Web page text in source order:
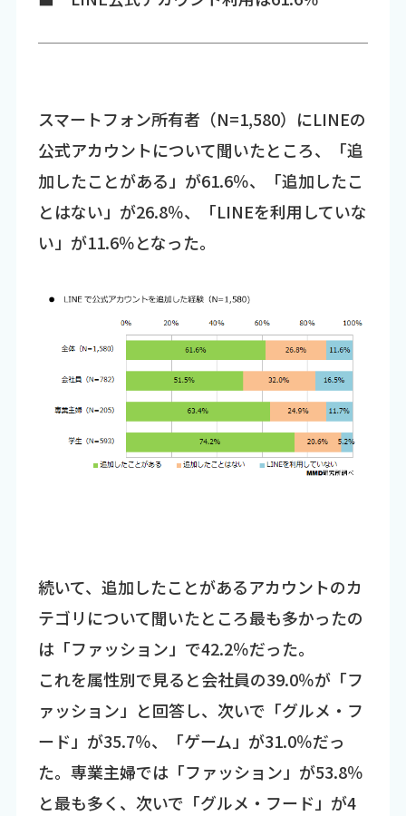
スマートフォン所有者（N=1,580）にLINEの
公式アカウントについて聞いたところ、「追
加したことがある」が61.6％、「追加したこ
とはない」が26.8％、「LINEを利用していな
い」が11.6％となった。
続いて、追加したことがあるアカウントのカ
テゴリについて聞いたところ最も多かったの
は「ファッション」で42.2％だった。
これを属性別で見ると会社員の39.0％が「フ
ァッション」と回答し、次いで「グルメ・フ
ード」が35.7％、「ゲーム」が31.0％だっ
た。専業主婦では「ファッション」が53.8％
と最も多く、次いで「グルメ・フード」が4